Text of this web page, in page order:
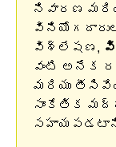
నివారణ
విశ్లేషణ,
వంటి అనేక
మరియు
సాంకేతిక